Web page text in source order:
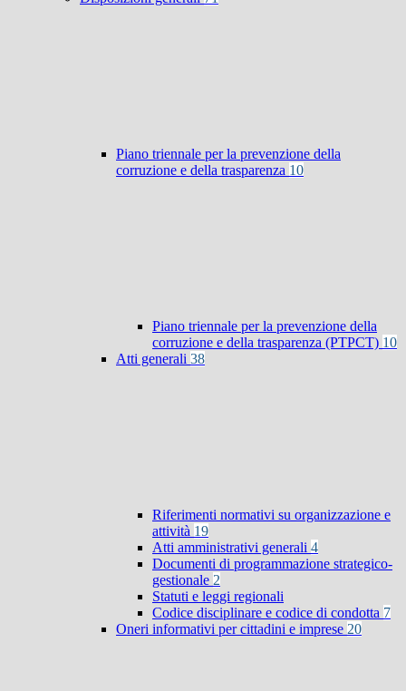
Piano triennale per la prevenzione della
corruzione e della trasparenza 10
Piano triennale per la prevenzione della
corruzione e della trasparenza (PTPCT) 10
Atti generali 38
Riferimenti normativi su organizzazione e
attività 19
Atti amministrativi generali 4
Documenti di programmazione strategico-
gestionale 2
Statuti e leggi regionali
Codice disciplinare e codice di condotta 7
Oneri informativi per cittadini e imprese 20